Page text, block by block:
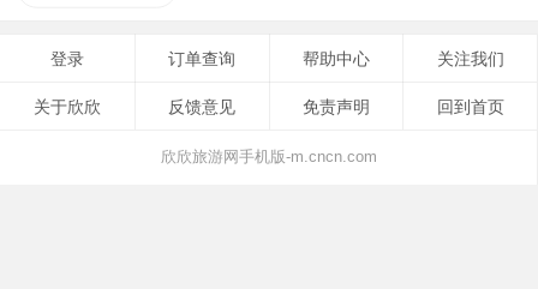
登录 订单查询 帮助中心 关注我们
关于欣欣 反馈意见 免责声明 回到首页
欣欣旅游网手机版-m.cncn.com